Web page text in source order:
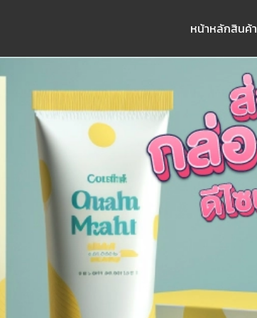
หน้าหลักสินค้า